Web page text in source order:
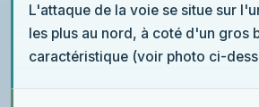
L'attaque de la voie se situe sur
les plus au nord, à coté d'un gros
caractéristique (voir photo ci-